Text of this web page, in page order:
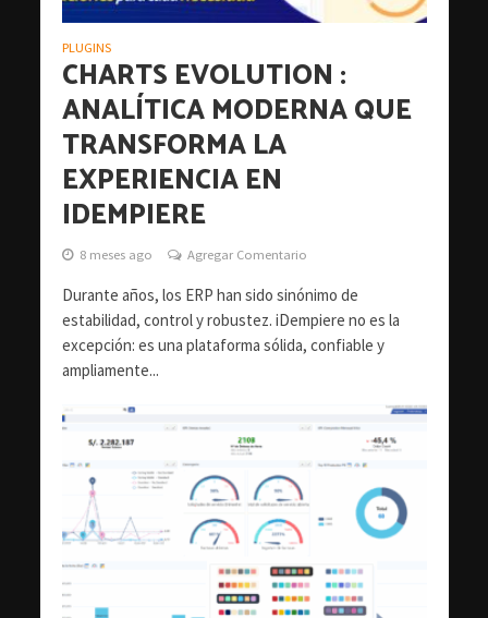
PLUGINS
CHARTS EVOLUTION :
ANALÍTICA MODERNA QUE
TRANSFORMA LA
EXPERIENCIA EN
IDEMPIERE
8 meses ago Agregar Comentario
Durante años, los ERP han sido sinónimo de
estabilidad, control y robustez. iDempiere no es la
excepción: es una plataforma sólida, confiable y
ampliamente...